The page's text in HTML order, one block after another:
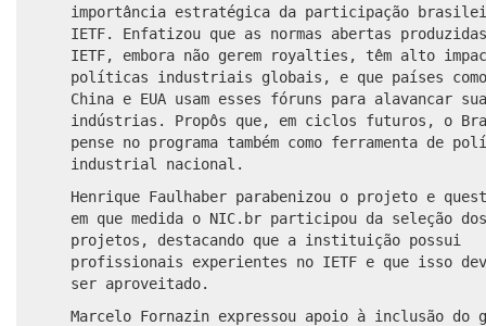
importância estratégica da participação
IETF. Enfatizou que as normas abertas
IETF, embora não gerem royalties, têm alto
políticas industriais globais, e que países como
China e EUA usam esses fóruns para alavancar
indústrias. Propôs que, em ciclos futuros, o
pense no programa também como ferramenta de
industrial nacional.
Henrique Faulhaber parabenizou o projeto e
em que medida o NIC.br participou da seleção dos
projetos, destacando que a instituição possui
profissionais experientes no IETF e que isso
ser aproveitado.
Marcelo Fornazin expressou apoio à inclusão do